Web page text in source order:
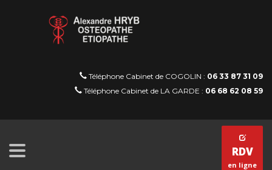
Téléphone Cabinet de COGOLIN : 06 33 87 31 09
Téléphone Cabinet de LA GARDE : 06 68 62 08 59
RDV
en ligne